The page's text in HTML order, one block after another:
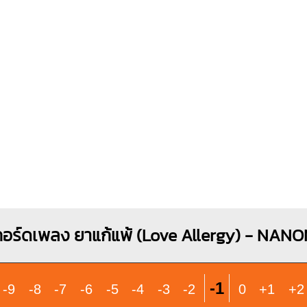
O O O
ร์ดเพลง ยาแก้แพ้ (Love Allergy) -
-9 -8 -7 -6 -5 -4 -3 -2 -1 0 +1 +2